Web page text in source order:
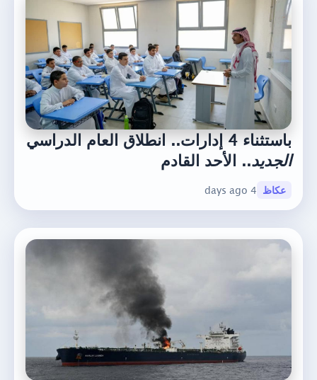
باستثناء 4 إدارات.. انطلاق العام الدراسي
الجديد.. الأحد القادم
عكاظ 4 days ago